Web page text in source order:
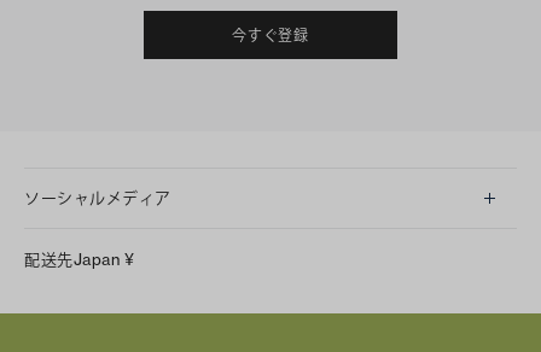
今すぐ登録
ソーシャルメディア
Facebook
配送先Japan ¥